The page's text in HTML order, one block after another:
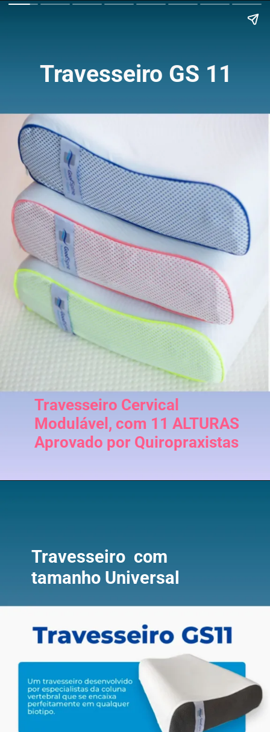
Travesseiro GS 11
Travesseiro Cervical
Modulável, com 11 ALTURAS
Aprovado por Quiropraxistas
Travesseiro com
tamanho Universal